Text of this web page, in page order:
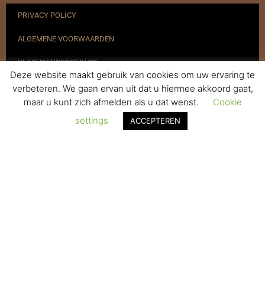
PRIVACY POLICY
ALGEMENE VOORWAARDEN
KLACHTENPROCEDURE
VERZENDEN & RETOURNEREN
Deze website maakt gebruik van cookies om uw ervaring te
verbeteren. We gaan ervan uit dat u hiermee akkoord gaat,
maar u kunt zich afmelden als u dat wenst.
Cookie
settings
ACCEPTEREN